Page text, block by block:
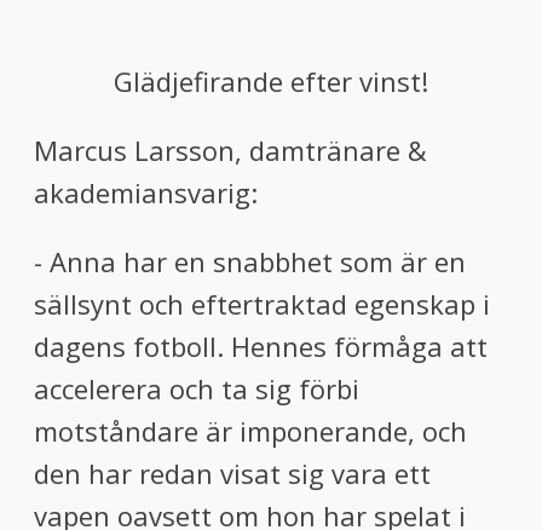
Glädjefirande efter vinst!
Marcus Larsson, damtränare &
akademiansvarig:
- Anna har en snabbhet som är en
sällsynt och eftertraktad egenskap i
dagens fotboll. Hennes förmåga att
accelerera och ta sig förbi
motståndare är imponerande, och
den har redan visat sig vara ett
vapen oavsett om hon har spelat i